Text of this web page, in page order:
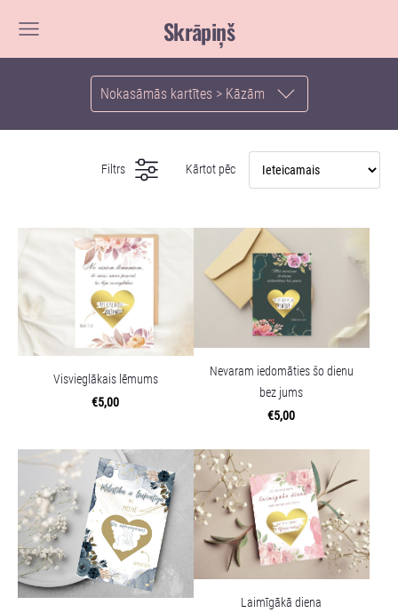
Skrāpiņš
Nokasāmās kartītes > Kāzām
Filtrs Kārtot pēc
Visvieglākais lēmums
€5,00
Nevaram iedomāties šo dienu
bez jums
€5,00
Laimīgākā diena